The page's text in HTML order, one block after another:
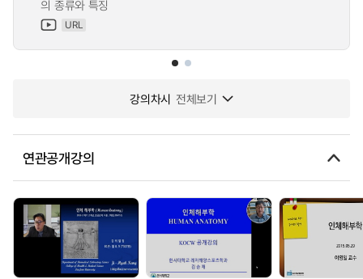
의 종류와 특징
URL
강의차시 전체보기
연관공개강의